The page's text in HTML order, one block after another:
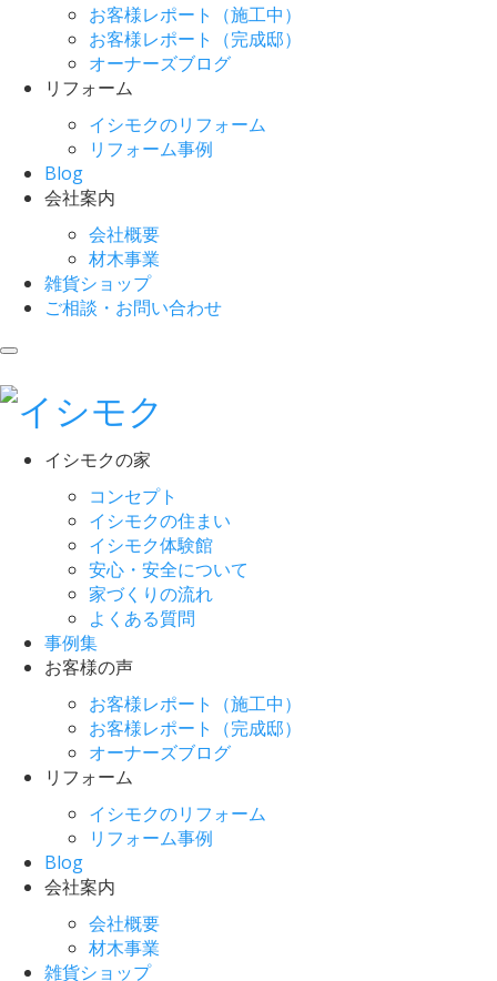
お客様レポート（施工中）
お客様レポート（完成邸）
オーナーズブログ
リフォーム
イシモクのリフォーム
リフォーム事例
Blog
会社案内
会社概要
材木事業
雑貨ショップ
ご相談・お問い合わせ
イシモクの家
コンセプト
イシモクの住まい
イシモク体験館
安心・安全について
家づくりの流れ
よくある質問
事例集
お客様の声
お客様レポート（施工中）
お客様レポート（完成邸）
オーナーズブログ
リフォーム
イシモクのリフォーム
リフォーム事例
Blog
会社案内
会社概要
材木事業
雑貨ショップ